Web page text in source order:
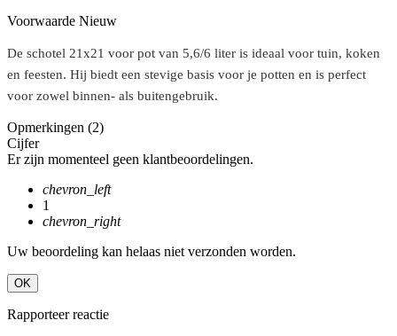
Voorwaarde Nieuw
De schotel 21x21 voor pot van 5,6/6 liter is ideaal voor tuin, koken
en feesten. Hij biedt een stevige basis voor je potten en is perfect
voor zowel binnen- als buitengebruik.
Opmerkingen (2)
Cijfer
Er zijn momenteel geen klantbeoordelingen.
chevron_left
1
chevron_right
Uw beoordeling kan helaas niet verzonden worden.
OK
Rapporteer reactie